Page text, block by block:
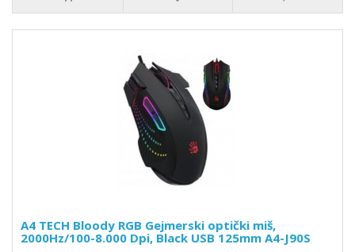
A4 TECH Bloody RGB Gejmerski optički miš,
2000Hz/100-8.000 Dpi, Black USB 125mm A4-J90S